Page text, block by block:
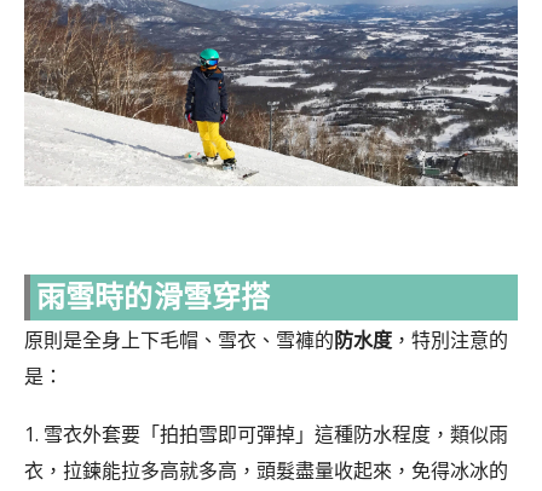
雨雪時的滑雪穿搭
原則是全身上下毛帽、雪衣、雪褲的防水度 ，特別注意的
是：
1. 雪衣外套要「拍拍雪即可彈掉」這種防水程度，類似雨
衣，拉鍊能拉多高就多高，頭髮盡量收起來，免得冰冰的